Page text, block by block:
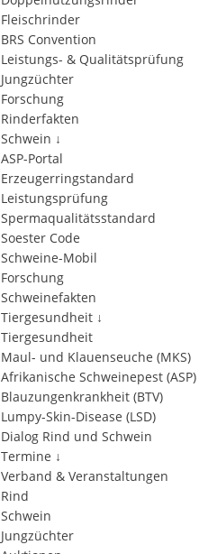
Fleischrinder
BRS Convention
Leistungs- & Qualitätsprüfung
Jungzüchter
Forschung
Rinderfakten
Schwein ↓
ASP-Portal
Erzeugerringstandard
Leistungsprüfung
Spermaqualitätsstandard
Soester Code
Schweine-Mobil
Forschung
Schweinefakten
Tiergesundheit ↓
Tiergesundheit
Maul- und Klauenseuche (MKS)
Afrikanische Schweinepest (ASP)
Blauzungenkrankheit (BTV)
Lumpy-Skin-Disease (LSD)
Dialog Rind und Schwein
Termine ↓
Verband & Veranstaltungen
Rind
Schwein
Jungzüchter